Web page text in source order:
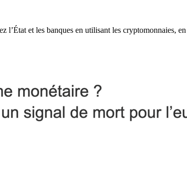
l’État et les banques en utilisant les cryptomonnaies,